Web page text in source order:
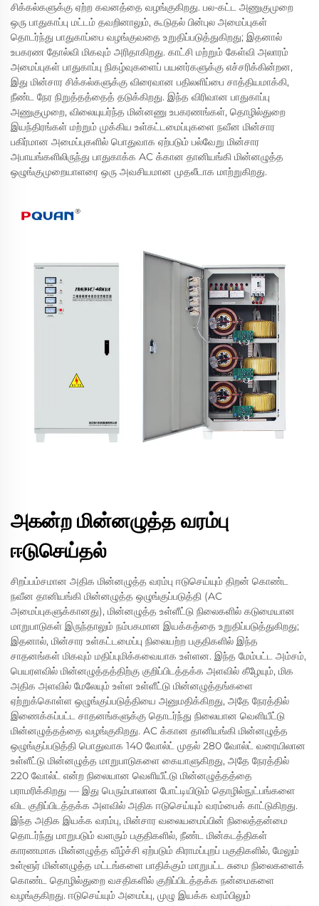
சிக்கல்களுக்கு ஏற்ற கவனத்தை வழங்குகிறது. பல-கட்ட அணுகுமுறை
ஒரு பாதுகாப்பு மட்டம் தவறினாலும், கூடுதல் பின்புல அமைப்புகள்
தொடர்ந்து பாதுகாப்பை வழங்குவதை உறுதிப்படுத்துகிறது; இதனால்
உபகரண தோல்வி மிகவும் அரிதாகிறது. காட்சி மற்றும் கேள்வி அலாரம்
அமைப்புகள் பாதுகாப்பு நிகழ்வுகளைப் பயனர்களுக்கு எச்சரிக்கின்றன,
இது மின்சார சிக்கல்களுக்கு விரைவான பதிலளிப்பை சாத்தியமாக்கி,
நீண்ட நேர நிறுத்தத்தைத் தடுக்கிறது. இந்த விரிவான பாதுகாப்பு
அணுகுமுறை, விலையுயர்ந்த மின்னணு உபகரணங்கள், தொழில்துறை
இயந்திரங்கள் மற்றும் முக்கிய உள்கட்டமைப்புகளை நவீன மின்சார
பகிர்மான அமைப்புகளில் பொதுவாக ஏற்படும் பல்வேறு மின்சார
அபாயங்களிலிருந்து பாதுகாக்க AC க்கான தானியங்கி மின்னழுத்த
ஒழுங்குமுறையாளரை ஒரு அவசியமான முதலீடாக மாற்றுகிறது.
அகன்ற மின்னழுத்த வரம்பு
ஈடுசெய்தல்
சிறப்பம்சமான அதிக மின்னழுத்த வரம்பு ஈடுசெய்யும் திறன் கொண்ட
நவீன தானியங்கி மின்னழுத்த ஒழுங்குப்படுத்தி (AC
அமைப்புகளுக்கானது), மின்னழுத்த உள்ளீட்டு நிலைகளில் கடுமையான
மாறுபாடுகள் இருந்தாலும் நம்பகமான இயக்கத்தை உறுதிப்படுத்துகிறது;
இதனால், மின்சார உள்கட்டமைப்பு நிலையற்ற பகுதிகளில் இந்த
சாதனங்கள் மிகவும் மதிப்புமிக்கவையாக உள்ளன. இந்த மேம்பட்ட அம்சம்,
பெயரளவில் மின்னழுத்தத்திற்கு குறிப்பிடத்தக்க அளவில் கீழேயும், மிக
அதிக அளவில் மேலேயும் உள்ள உள்ளீட்டு மின்னழுத்தங்களை
ஏற்றுக்கொள்ள ஒழுங்குப்படுத்தியை அனுமதிக்கிறது, அதே நேரத்தில்
இணைக்கப்பட்ட சாதனங்களுக்கு தொடர்ந்து நிலையான வெளியீட்டு
மின்னழுத்தத்தை வழங்குகிறது. AC க்கான தானியங்கி மின்னழுத்த
ஒழுங்குப்படுத்தி பொதுவாக 140 வோல்ட் முதல் 280 வோல்ட் வரையிலான
உள்ளீட்டு மின்னழுத்த மாறுபாடுகளை கையாளுகிறது, அதே நேரத்தில்
220 வோல்ட் என்ற நிலையான வெளியீட்டு மின்னழுத்தத்தை
பராமரிக்கிறது — இது பெரும்பாலான போட்டியிடும் தொழில்நுட்பங்களை
விட குறிப்பிடத்தக்க அளவில் அதிக ஈடுசெய்யும் வரம்பைக் காட்டுகிறது.
இந்த அதிக இயக்க வரம்பு, மின்சார வலையமைப்பின் நிலைத்தன்மை
தொடர்ந்து மாறுபடும் வளரும் பகுதிகளில், நீண்ட மின்கடத்திகள்
காரணமாக மின்னழுத்த வீழ்ச்சி ஏற்படும் கிராமப்புறப் பகுதிகளில், மேலும்
உள்ளூர் மின்னழுத்த மட்டங்களை பாதிக்கும் மாறுபட்ட சுமை நிலைகளைக்
கொண்ட தொழில்துறை வசதிகளில் குறிப்பிடத்தக்க நன்மைகளை
வழங்குகிறது. ஈடுசெய்யும் அமைப்பு, முழு இயக்க வரம்பிலும்